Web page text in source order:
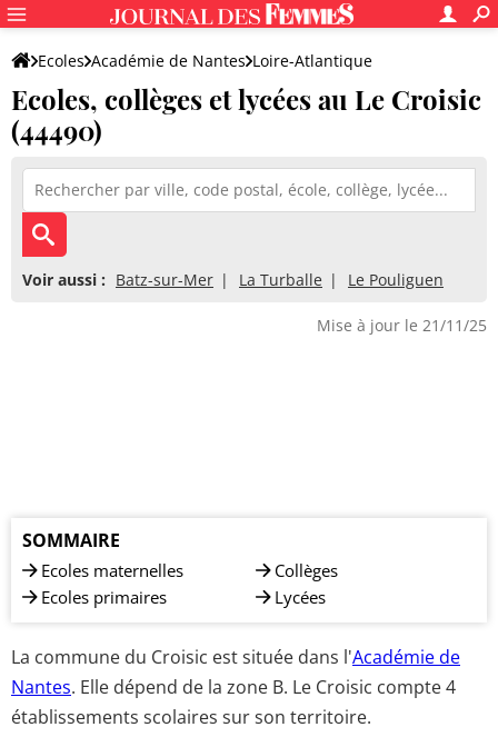
Ecoles Académie de Nantes Loire-Atlantique
Ecoles, collèges et lycées au Le Croisic
(44490)
Voir aussi : Batz-sur-Mer La Turballe Le Pouliguen
Mise à jour le 21/11/25
SOMMAIRE
Ecoles maternelles
Ecoles primaires
Collèges
Lycées
La commune du Croisic est située dans l'Académie de
Nantes. Elle dépend de la zone B. Le Croisic compte 4
établissements scolaires sur son territoire.